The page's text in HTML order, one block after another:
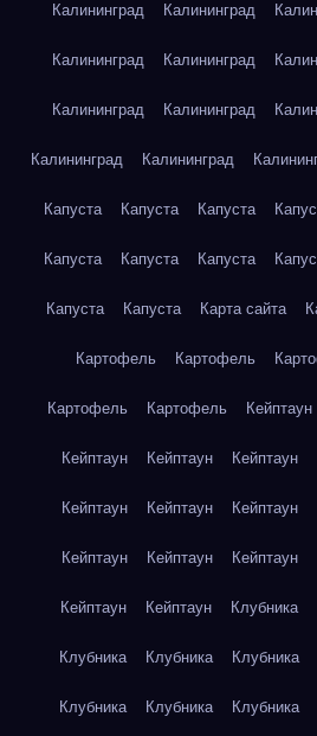
Калининград Калининград
Калининград Калининград
Калининград Калининград
Калининград Калининград
Капуста Капуста Капуста
Капуста Капуста Капуста
Капуста Капуста Карта сайта
Картофель Картофель
Картофель Картофель Кейптаун
Кейптаун Кейптаун Кейптаун
Кейптаун Кейптаун Кейптаун
Кейптаун Кейптаун Кейптаун
Кейптаун Кейптаун Клубника
Клубника Клубника Клубника
Клубника Клубника Клубника